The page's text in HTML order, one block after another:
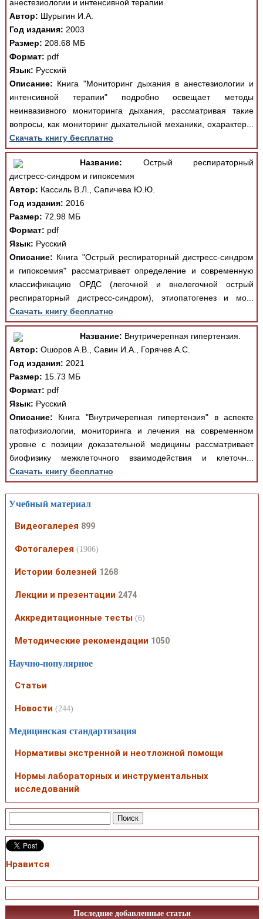
анестезиологии и интенсивной терапии.
Автор: Шурыгин И.А.
Год издания: 2003
Размер: 208.68 МБ
Формат: pdf
Язык: Русский
Описание: Книга "Мониторинг дыхания в анестезиологии и
интенсивной терапии" подробно освещает методы
неинвазивного мониторинга дыхания, рассматривая такие
вопросы, как мониторинг дыхательной механики, охарактер...
Скачать книгу бесплатно
Название: Острый респираторный
дистресс-синдром и гипоксемия
Автор: Кассиль В.Л., Сапичева Ю.Ю.
Год издания: 2016
Размер: 72.98 МБ
Формат: pdf
Язык: Русский
Описание: Книга "Острый респираторный дистресс-синдром
и гипоксемия" рассматривает определение и современную
классификацию ОРДС (легочной и внелегочной острый
респираторный дистресс-синдром), этиопатогенез и мо...
Скачать книгу бесплатно
Название: Внутричерепная гипертензия.
Автор: Ошоров А.В., Савин И.А., Горячев А.С.
Год издания: 2021
Размер: 15.73 МБ
Формат: pdf
Язык: Русский
Описание: Книга "Внутричерепная гипертензия" в аспекте
патофизиологии, мониторинга и лечения на современном
уровне с позиции доказательной медицины рассматривает
биофизику межклеточного взаимодействия и клеточн...
Скачать книгу бесплатно
Учебный материал
Видеогалерея 899
Фотогалерея (1906)
Истории болезней 1268
Лекции и презентации 2474
Аккредитационные тесты (6)
Методические рекомендации 1050
Научно-популярное
Статьи
Новости (244)
Медицинская стандартизация
Нормативы экстренной и неотложной помощи
Нормы лабораторных и инструментальных
исследований
Нравится
Последние добавленные статьи